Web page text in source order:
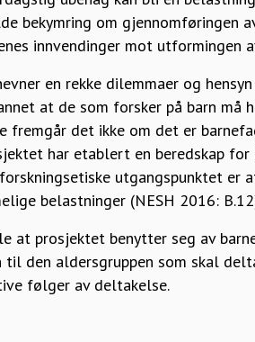
bekymring om gjennomføringen
innvendinger mot utformingen
en rekke dilemmaer og
at de som forsker på barn må
fremgår det ikke om det er
har etablert en beredskap
utgangspunktet er
belastninger (NESH 2016:
at prosjektet benytter seg av
til den aldersgruppen som skal
følger av deltakelse.